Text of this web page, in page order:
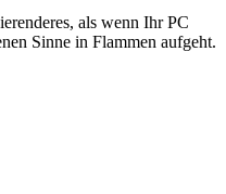
als wenn Ihr PC
Sinne in Flammen aufgeht.